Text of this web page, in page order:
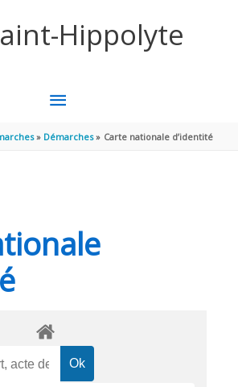
Hippolyte
MENU
PRINCIPAL
Démarches Carte nationale d’identité